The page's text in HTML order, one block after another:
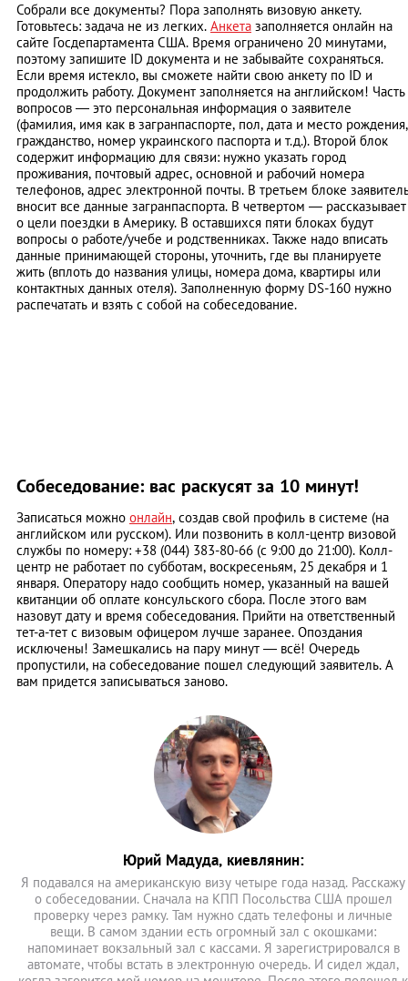
Собрали все документы? Пора заполнять визовую анкету.
Готовьтесь: задача не из легких. Анкета заполняется онлайн на
сайте Госдепартамента США. Время ограничено 20 минутами,
поэтому запишите ID документа и не забывайте сохраняться.
Если время истекло, вы сможете найти свою анкету по ID и
продолжить работу. Документ заполняется на английском! Часть
вопросов — это персональная информация о заявителе
(фамилия, имя как в загранпаспорте, пол, дата и место рождения,
гражданство, номер украинского паспорта и т.д.). Второй блок
содержит информацию для связи: нужно указать город
проживания, почтовый адрес, основной и рабочий номера
телефонов, адрес электронной почты. В третьем блоке
вносит все данные загранпаспорта. В четвертом — рассказывает
о цели поездки в Америку. В оставшихся пяти блоках будут
вопросы о работе/учебе и родственниках. Также надо вписать
данные принимающей стороны, уточнить, где вы планируете
жить (вплоть до названия улицы, номера дома, квартиры или
контактных данных отеля). Заполненную форму DS-160 нужно
распечатать и взять с собой на собеседование.
Собеседование: вас раскусят за 10 минут!
Записаться можно онлайн, создав свой профиль в системе (на
английском или русском). Или позвонить в колл-центр визовой
службы по номеру: +38 (044) 383-80-66 (с 9:00 до 21:00). Колл-
центр не работает по субботам, воскресеньям, 25 декабря и 1
января. Оператору надо сообщить номер, указанный на вашей
квитанции об оплате консульского сбора. После этого вам
назовут дату и время собеседования. Прийти на ответственный
тет-а-тет с визовым офицером лучше заранее. Опоздания
исключены! Замешкались на пару минут — всё! Очередь
пропустили, на собеседование пошел следующий заявитель. А
вам придется записываться заново.
Юрий Мадуда, киевлянин:
Я подавался на американскую визу четыре года назад. Расскажу
о собеседовании. Сначала на КПП Посольства США прошел
проверку через рамку. Там нужно сдать телефоны и личные
вещи. В самом здании есть огромный зал с окошками:
напоминает вокзальный зал с кассами. Я зарегистрировался в
автомате, чтобы встать в электронную очередь. И сидел ждал,